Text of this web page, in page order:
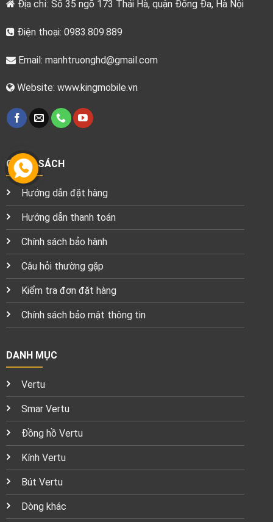
Địa chỉ: Số 35 ngõ 173 Thái Hà, quận Đống Đa, Hà Nội
Điện thoại: 0983.809.889
Email: manhtruonghd@gmail.com
Website: www.kingmobile.vn
CHÍNH SÁCH
Hướng dẫn đặt hàng
Hướng dẫn thanh toán
Chính sách bảo hành
Câu hỏi thường gặp
Kiểm tra đơn đặt hàng
Chính sách bảo mật thông tin
DANH MỤC
Vertu
Smar Vertu
Đồng hồ Vertu
Kính Vertu
Bút Vertu
Dòng khác